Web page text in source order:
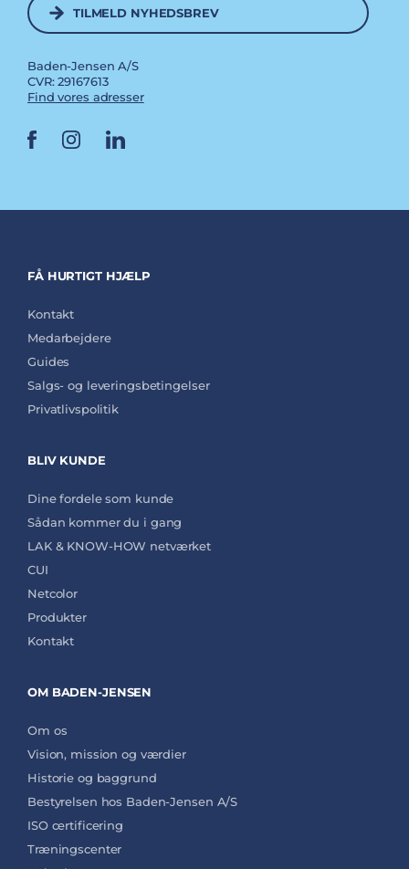
TILMELD NYHEDSBREV
Baden-Jensen A/S
CVR: 29167613
Find vores adresser
FÅ HURTIGT HJÆLP
Kontakt
Medarbejdere
Guides
Salgs- og leveringsbetingelser
Privatlivspolitik
BLIV KUNDE
Dine fordele som kunde
Sådan kommer du i gang
LAK & KNOW-HOW netværket
CUI
Netcolor
Produkter
Kontakt
OM BADEN-JENSEN
Om os
Vision, mission og værdier
Historie og baggrund
Bestyrelsen hos Baden-Jensen A/S
ISO certificering
Træningscenter